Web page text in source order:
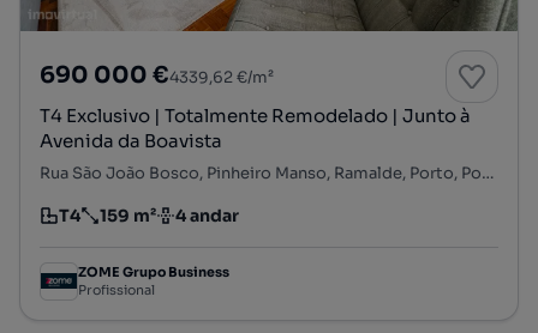
690 000 €4339,62 €/m²
T4 Exclusivo | Totalmente Remodelado | Junto à
Avenida da Boavista
Rua São João Bosco, Pinheiro Manso, Ramalde, Porto, Porto
Tipologia
T4
Preço por metro quadrado
159 m²
Andar 4 andar
ZOME Grupo Business
Profissional